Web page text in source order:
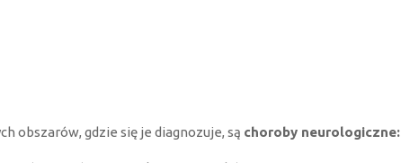
obszarów, gdzie się je diagnozuje, są choroby neurologiczne: